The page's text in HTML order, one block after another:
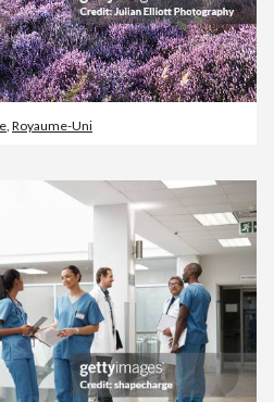
, Royaume-Uni